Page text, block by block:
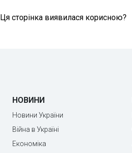
Ця сторінка виявилася корисною?
НОВИНИ
Новини України
Війна в Україні
Економіка